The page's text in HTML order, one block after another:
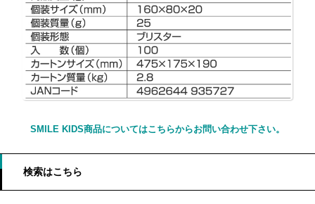
SMILE KIDS商品についてはこちらからお問い合わせ下さい。
検索はこちら